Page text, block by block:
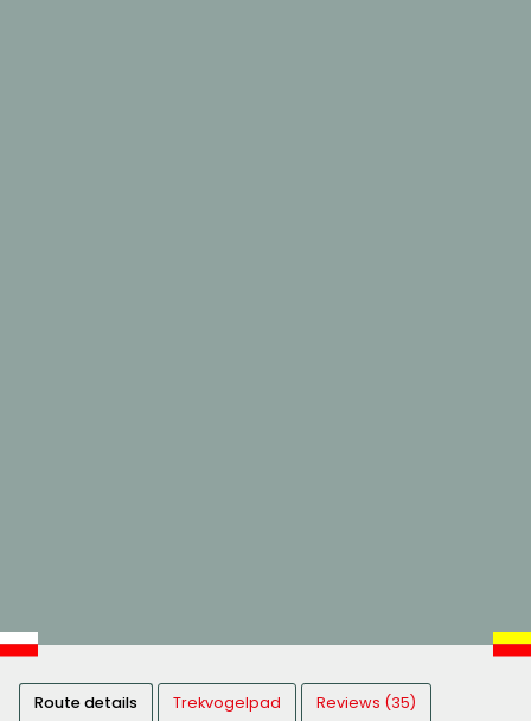
Route details Trekvogelpad Reviews (35)